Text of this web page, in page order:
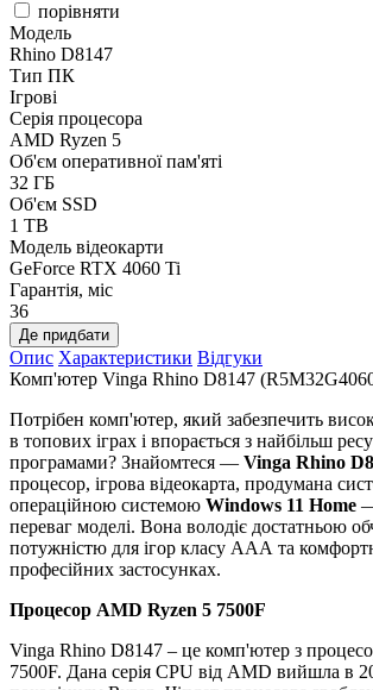
порівняти
Модель
Rhino D8147
Тип ПК
Ігрові
Серія процесора
AMD Ryzen 5
Об'єм оперативної пам'яті
32 ГБ
Об'єм SSD
1 TB
Модель відеокарти
GeForce RTX 4060 Ti
Гарантія, міс
36
Де придбати
Опис Характеристики Відгуки
Комп'ютер Vinga Rhino D8147
Потрібен комп'ютер, який забезпечить
в топових іграх і впорається з найбільш
програмами? Знайомтеся — Vinga Rhino
процесор, ігрова відеокарта, продумана
операційною системою Windows 11 Home
переваг моделі. Вона володіє достатньою
потужністю для ігор класу ААА та
професійних застосунках.
Процесор AMD Ryzen 5 7500F
Vinga Rhino D8147 – це комп'ютер з
7500F. Дана серія CPU від AMD вийшла в